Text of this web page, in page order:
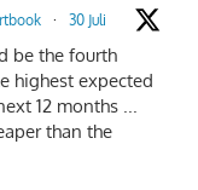
· 30 Juli
be the fourth
highest expected
12 months ...
than the